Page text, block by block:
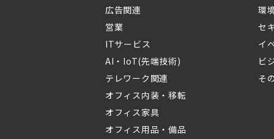
広告関連
営業
ITサービス
AI・IoT(先端技術)
テレワーク関連
オフィス内装・移転
オフィス家具
オフィス用品・備品
環
セ
イ
ビ
そ